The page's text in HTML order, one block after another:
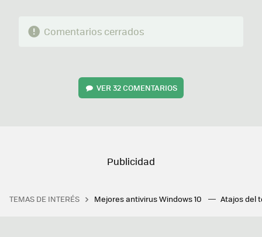
Comentarios cerrados
VER32 COMENTARIOS
TEMAS DE INTERÉS Mejores antivirus Windows 10 Atajos del